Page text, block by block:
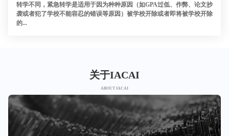
转学不同，紧急转学是适用于因为种种原因（如GPA过低、作弊、论文抄
袭或者犯了学校不能容忍的错误等原因）被学校开除或者即将被学校开除
的...
关于IACAI
ABOUT IACAI